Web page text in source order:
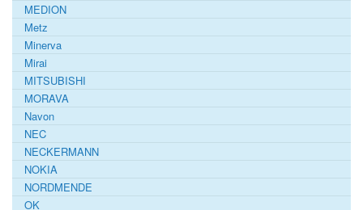
MEDION
Metz
Minerva
Mirai
MITSUBISHI
MORAVA
Navon
NEC
NECKERMANN
NOKIA
NORDMENDE
OK